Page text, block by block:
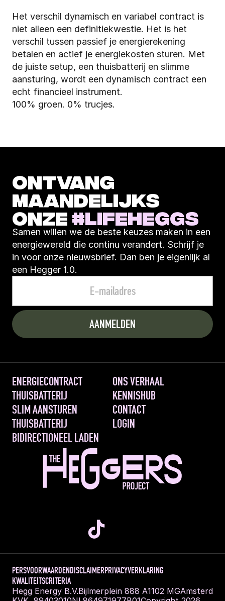
Het verschil dynamisch en variabel contract is
niet alleen een definitiekwestie. Het is het
verschil tussen passief je energierekening
betalen en actief je energiekosten sturen. Met
de juiste setup, een thuisbatterij en slimme
aansturing, wordt een dynamisch contract een
echt financieel instrument.
100% groen. 0% trucjes.
ONTVANG
MAANDELIJKS
ONZE #LIFEHEGGS
Samen willen we de beste keuzes maken in een
energiewereld die continu verandert. Schrijf je
in voor onze nieuwsbrief. Dan ben je eigenlijk al
een Hegger 1.0.
ENERGIECONTRACT
THUISBATTERIJ
SLIM AANSTUREN
THUISBATTERIJ
BIDIRECTIONEEL LADEN
ONS VERHAAL
KENNISHUB
CONTACT
LOGIN
PERSVOORWAARDENDISCLAIMERPRIVACYVERKLARING
KWALITEITSCRITERIA
Hegg Energy B.V.Bijlmerplein 888 A1102 MGAmsterdam